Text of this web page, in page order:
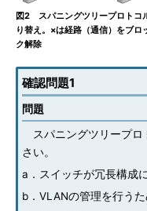
図2 スパニングツリープロトコ
り替え。×は経路（通信）をブ
ク解除
確認問題1
問題
スパニングツリープロ
さい。
a．スイッチが冗長構成
b．VLANの管理を行うた